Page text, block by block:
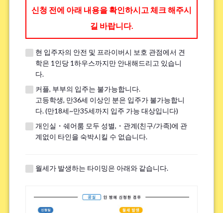
학교와 직장과의 접근성
저렴한 임대료
주변 환경
언어 교류
쉐어하우스 내 높은 교류 빈도
그 외
신청 전에 아래 내용을 확인하시고 체크 해주시
길 바랍니다.
현 입주자의 안전 및 프라이버시 보호 관점에서 견
학은 1인당 1하우스까지만 안내해드리고 있습니
다.
커플, 부부의 입주는 불가능합니다.
고등학생, 만36세 이상인 분은 입주가 불가능합니
다. (만18세~만35세까지 입주 가능 대상입니다)
개인실・쉐어룸 모두 성별,・관계(친구/가족)에 관
계없이 타인을 숙박시킬 수 없습니다.
월세가 발생하는 타이밍은 아래와 같습니다.